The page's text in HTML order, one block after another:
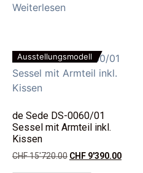
Weiterlesen
Ausstellungsmodell
de Sede DS-0060/01
Sessel mit Armteil inkl.
Kissen
CHF15'720.00 CHF 9'390.00